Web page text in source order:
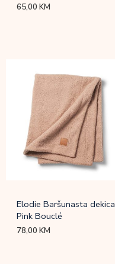
65,00KM
Elodie Baršunasta dekica
Pink Bouclé
78,00KM